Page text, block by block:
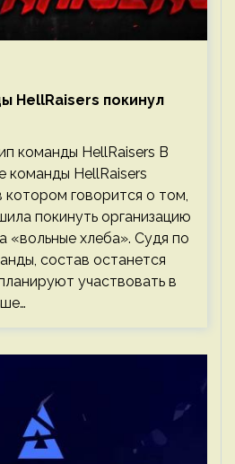
HellRaisers покинул
команды HellRaisers В
команды HellRaisers
котором говорится о том,
покинуть организацию
«вольные хлеба». Судя по
состав останется
участвовать в